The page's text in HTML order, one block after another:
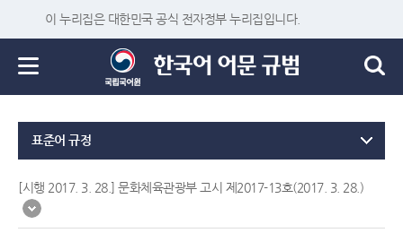
이 누리집은 대한민국 공식 전자정부 누리집입니다.
표준어 규정
[시행 2017. 3. 28.] 문화체육관광부 고시 제2017-13호(2017. 3. 28.)